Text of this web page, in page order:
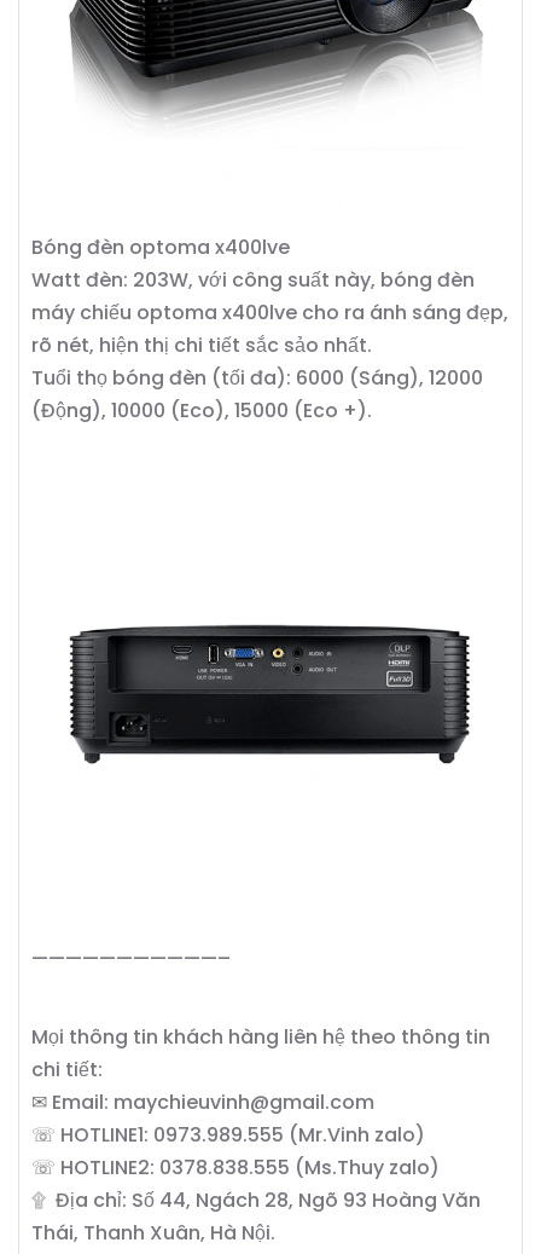
Bóng đèn optoma x400lve
Watt đèn: 203W, với công suất này, bóng đèn
máy chiếu optoma x400lve cho ra ánh sáng đẹp,
rõ nét, hiện thị chi tiết sắc sảo nhất.
Tuổi thọ bóng đèn (tối đa): 6000 (Sáng), 12000
(Động), 10000 (Eco), 15000 (Eco +).
———————————–
Mọi thông tin khách hàng liên hệ theo thông tin
chi tiết:
✉ Email: maychieuvinh@gmail.com
☏ HOTLINE1: 0973.989.555 (Mr.Vinh zalo)
☏ HOTLINE2: 0378.838.555 (Ms.Thuy zalo)
۩ Địa chỉ: Số 44, Ngách 28, Ngõ 93 Hoàng Văn
Thái, Thanh Xuân, Hà Nội.